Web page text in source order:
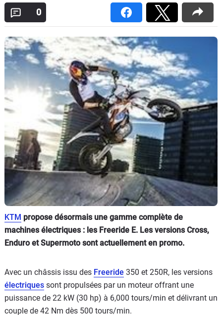
Forum
Scooters
&
125
Marques
Services
Auto
0
KTM propose désormais une gamme complète de
machines électriques : les Freeride E. Les versions Cross,
Enduro et Supermoto sont actuellement en promo.
Avec un châssis issu des Freeride 350 et 250R, les versions
électriques sont propulsées par un moteur offrant une
puissance de 22 kW (30 hp) à 6,000 tours/min et délivrant un
couple de 42 Nm dès 500 tours/min.